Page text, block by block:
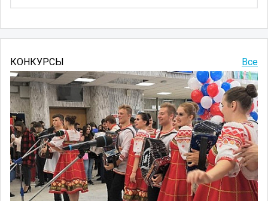
Все
КОНКУРСЫ